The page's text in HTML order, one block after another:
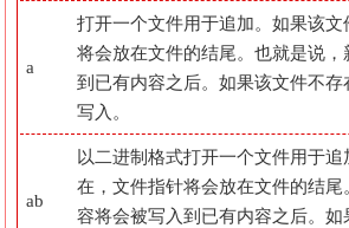
a
打开一个文件用于追加。如果该
将会放在文件的结尾。也就是说，
到已有内容之后。如果该文件不
写入。
ab
以二进制格式打开一个文件用于
在，文件指针将会放在文件的结
容将会被写入到已有内容之后。如